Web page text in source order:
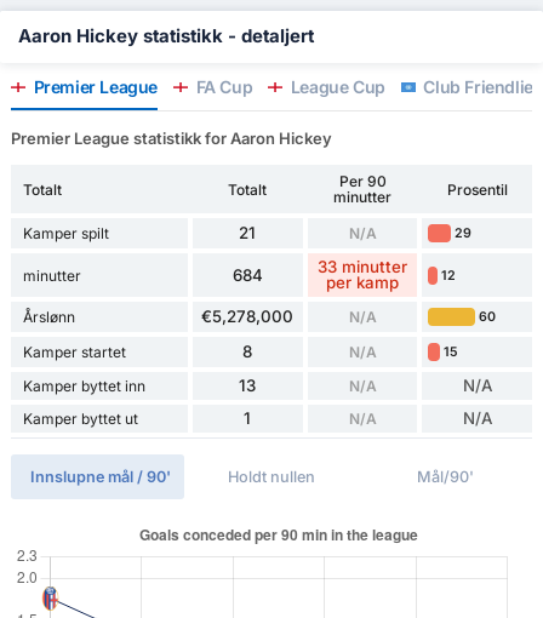
Aaron Hickey statistikk - detaljert
Premier League FA Cup League Cup Club
Premier League statistikk for Aaron Hickey
Totalt Totalt
Per 90
minutter
Prosentil
Kamper spilt 21 N/A 29
minutter 684
33 minutter
per kamp
12
Årslønn €5,278,000 N/A 60
Kamper startet 8 N/A 15
Kamper byttet inn 13 N/A N/A
Kamper byttet ut 1 N/A N/A
Innslupne mål / 90' Holdt nullen Mål/90'